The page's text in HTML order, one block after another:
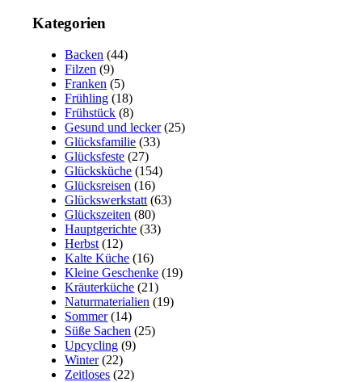
Kategorien
Backen (44)
Filzen (9)
Franken (5)
Frühling (18)
Frühstück (8)
Gesund und lecker(25)
Glücksfamilie (33)
Glücksfeste (27)
Glücksküche (154)
Glücksreisen (16)
Glückswerkstatt (63)
Glückszeiten (80)
Hauptgerichte (33)
Herbst (12)
Kalte Küche (16)
Kleine Geschenke (19)
Kräuterküche (21)
Naturmaterialien (19)
Sommer(14)
Süße Sachen (25)
Upcycling (9)
Winter(22)
Zeitloses (22)